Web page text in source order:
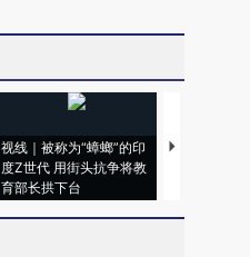
视线｜被称为“蟑螂”的印
度Z世代 用街头抗争将教
育部长拱下台
视线｜“入侵